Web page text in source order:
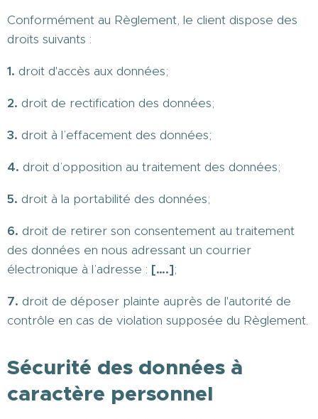
Conformément au Règlement, le client dispose des
droits suivants :
1. droit d'accès aux données;
2. droit de rectification des données;
3. droit à l’effacement des données;
4. droit d’opposition au traitement des données;
5. droit à la portabilité des données;
6. droit de retirer son consentement au traitement
des données en nous adressant un courrier
électronique à l’adresse : [….];
7. droit de déposer plainte auprès de l'autorité de
contrôle en cas de violation supposée du Règlement.
Sécurité des données à
caractère personnel